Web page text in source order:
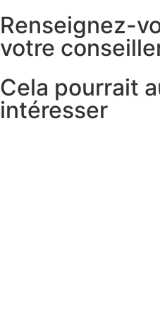
Renseignez-
votre
Cela pourrait
intéresser